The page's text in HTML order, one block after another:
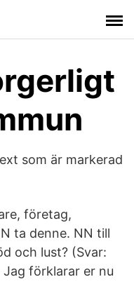
som är markerad
företag,
ta denne. NN till
och lust? (Svar:
förklarar er nu